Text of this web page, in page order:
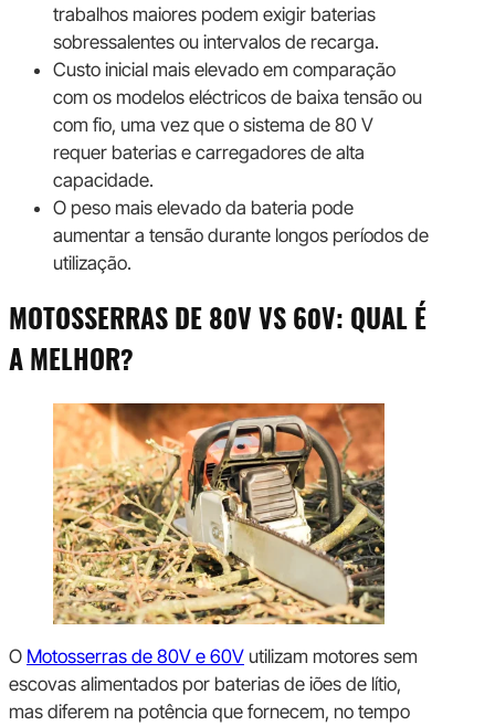
trabalhos maiores podem exigir baterias
sobressalentes ou intervalos de recarga.
Custo inicial mais elevado em comparação
com os modelos eléctricos de baixa tensão ou
com fio, uma vez que o sistema de 80 V
requer baterias e carregadores de alta
capacidade.
O peso mais elevado da bateria pode
aumentar a tensão durante longos períodos de
utilização.
MOTOSSERRAS DE 80V VS 60V: QUAL É
A MELHOR?
O Motosserras de 80V e 60V utilizam motores sem
escovas alimentados por baterias de iões de lítio,
mas diferem na potência que fornecem, no tempo